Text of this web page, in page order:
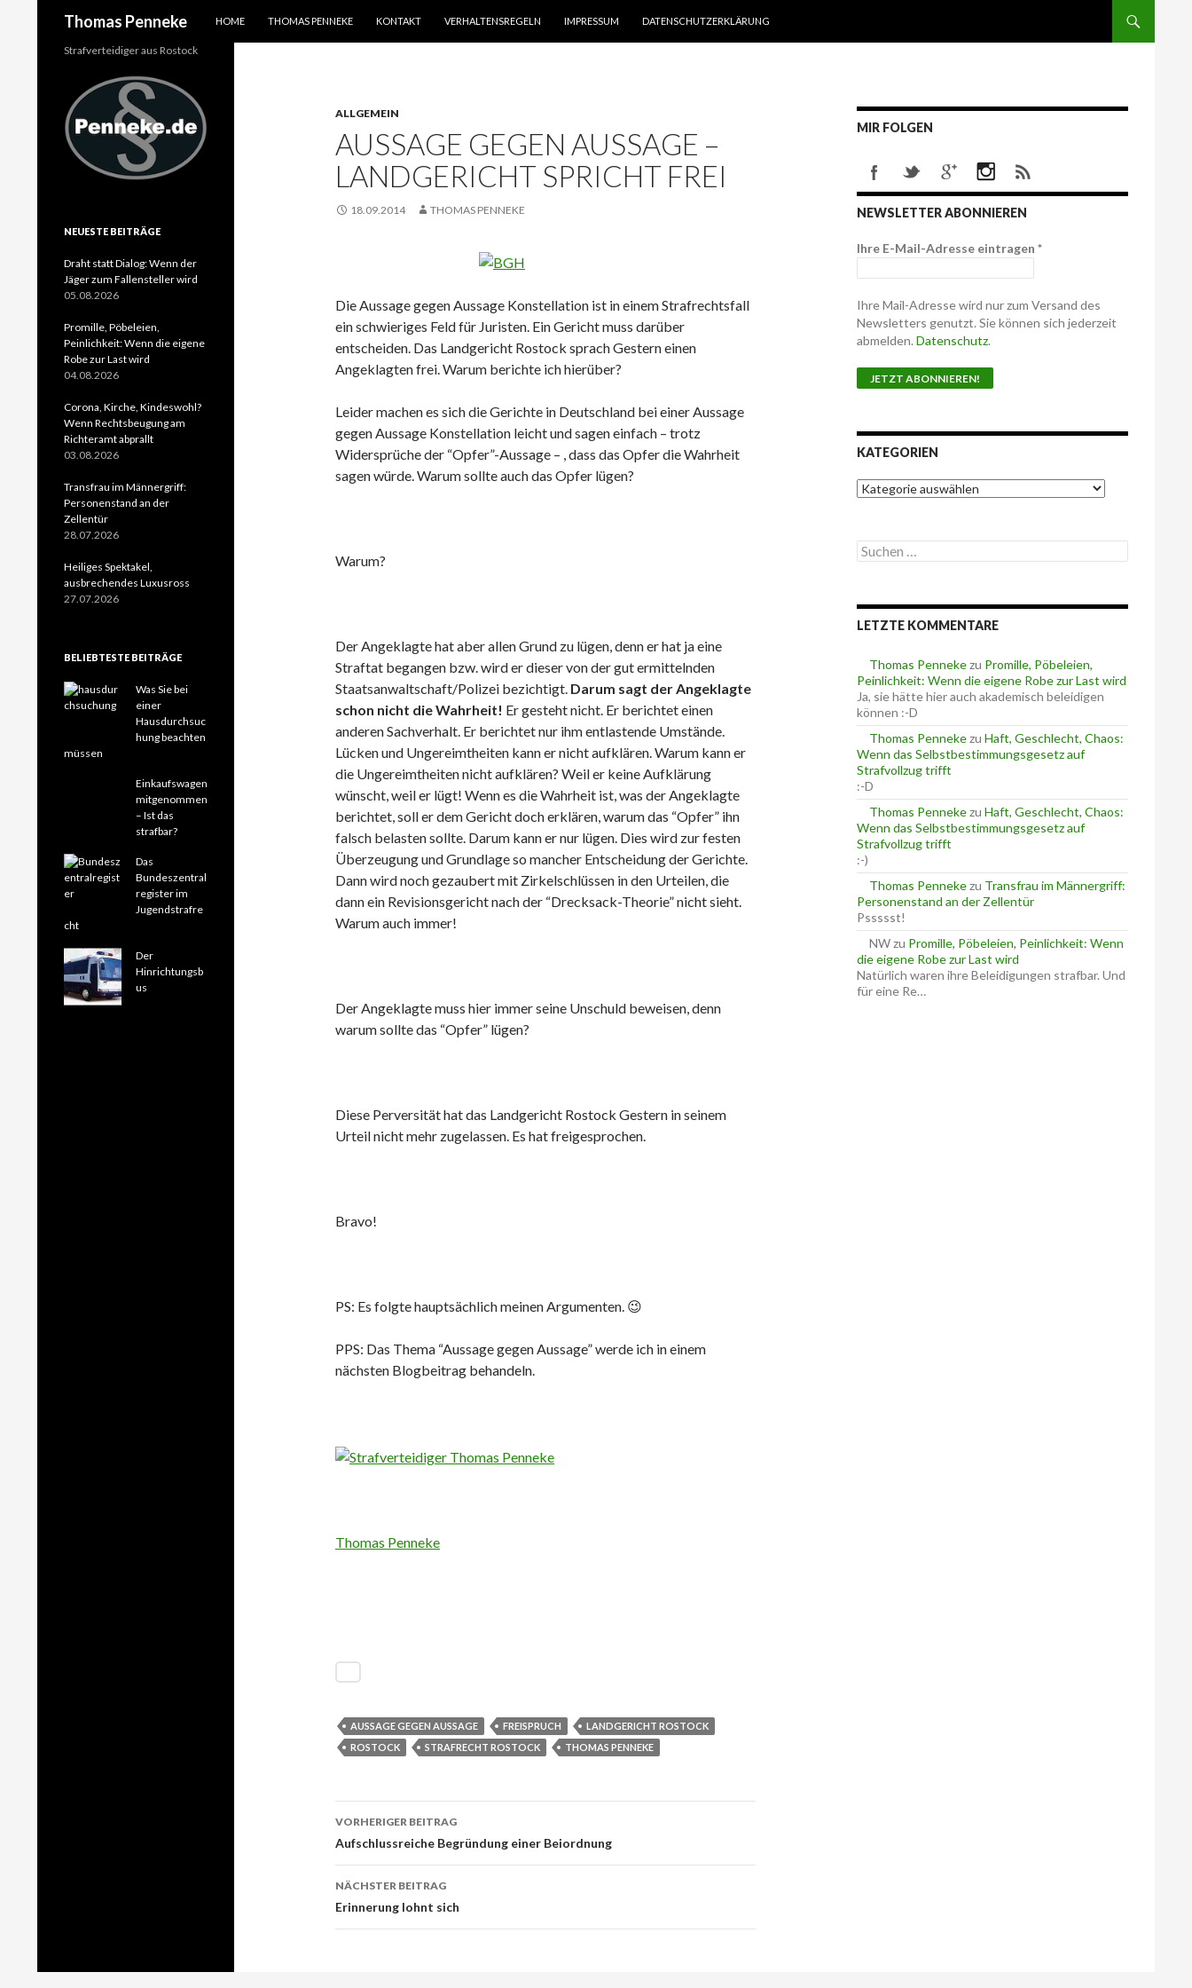
Thomas Penneke
HOME
THOMAS PENNEKE KONTAKT VERHALTENSREGELN IMPRESSUM DATENSCHUTZERKLÄRUNG
ALLGEMEIN
AUSSAGE GEGEN AUSSAGE –
LANDGERICHT SPRICHT FREI
18.09.2014 THOMAS PENNEKE
Die Aussage gegen Aussage Konstellation ist in einem Strafrechtsfall
ein schwieriges Feld für Juristen. Ein Gericht muss darüber
entscheiden. Das Landgericht Rostock sprach Gestern einen
Angeklagten frei. Warum berichte ich hierüber?
Leider machen es sich die Gerichte in Deutschland bei einer Aussage
gegen Aussage Konstellation leicht und sagen einfach – trotz
Widersprüche der “Opfer”-Aussage – , dass das Opfer die Wahrheit
sagen würde. Warum sollte auch das Opfer lügen?
Warum?
Der Angeklagte hat aber allen Grund zu lügen, denn er hat ja eine
Straftat begangen bzw. wird er dieser von der gut ermittelnden
Staatsanwaltschaft/Polizei bezichtigt. Darum sagt der Angeklagte
schon nicht die Wahrheit! Er gesteht nicht. Er berichtet einen
anderen Sachverhalt. Er berichtet nur ihm entlastende Umstände.
Lücken und Ungereimtheiten kann er nicht aufklären. Warum kann er
die Ungereimtheiten nicht aufklären? Weil er keine Aufklärung
wünscht, weil er lügt! Wenn es die Wahrheit ist, was der Angeklagte
berichtet, soll er dem Gericht doch erklären, warum das “Opfer” ihn
falsch belasten sollte. Darum kann er nur lügen. Dies wird zur festen
Überzeugung und Grundlage so mancher Entscheidung der Gerichte.
Dann wird noch gezaubert mit Zirkelschlüssen in den Urteilen, die
dann ein Revisionsgericht nach der “Drecksack-Theorie” nicht sieht.
Warum auch immer!
Der Angeklagte muss hier immer seine Unschuld beweisen, denn
warum sollte das “Opfer” lügen?
Diese Perversität hat das Landgericht Rostock Gestern in seinem
Urteil nicht mehr zugelassen. Es hat freigesprochen.
Bravo!
PS: Es folgte hauptsächlich meinen Argumenten. 😉
PPS: Das Thema “Aussage gegen Aussage” werde ich in einem
nächsten Blogbeitrag behandeln.
Thomas Penneke
AUSSAGE GEGEN AUSSAGE FREISPRUCH
LANDGERICHT ROSTOCK
ROSTOCK
STRAFRECHT ROSTOCK THOMAS PENNEKE
Beitrags-
Navigation
VORHERIGER BEITRAG
Aufschlussreiche Begründung einer Beiordnung
NÄCHSTER BEITRAG
Erinnerung lohnt sich
MIR FOLGEN
NEWSLETTER ABONNIEREN
Ihre E-Mail-Adresse eintragen *
Ihre Mail-Adresse wird nur zum Versand des
Newsletters genutzt. Sie können sich jederzeit
abmelden. Datenschutz.
KATEGORIEN
K
a
g
o
n
S
u
e
n
c
h
:
LETZTE KOMMENTARE
Thomas Pennekezu Promille, Pöbeleien,
Peinlichkeit: Wenn die eigene Robe zur Last wird
Ja, sie hätte hier auch akademisch beleidigen
können :-D
Thomas Pennekezu Haft, Geschlecht, Chaos:
Wenn das Selbstbestimmungsgesetz auf
Strafvollzug trifft
:-D
Thomas Pennekezu Haft, Geschlecht, Chaos:
Wenn das Selbstbestimmungsgesetz auf
Strafvollzug trifft
:-)
Thomas Pennekezu Transfrau im Männergriff:
Personenstand an der Zellentür
Pssssst!
NWzu Promille, Pöbeleien, Peinlichkeit: Wenn
die eigene Robe zur Last wird
Natürlich waren ihre Beleidigungen strafbar. Und
für eine Re…
Strafverteidiger aus Rostock
NEUESTE BEITRÄGE
Draht statt Dialog: Wenn der
Jäger zum Fallensteller wird
05.08.2026
Promille, Pöbeleien,
Peinlichkeit: Wenn die eigene
Robe zur Last wird
04.08.2026
Corona, Kirche, Kindeswohl?
Wenn Rechtsbeugung am
Richteramt abprallt
03.08.2026
Transfrau im Männergriff:
Personenstand an der
Zellentür
28.07.2026
Heiliges Spektakel,
ausbrechendes Luxusross
27.07.2026
BELIEBTESTE BEITRÄGE
Was Sie bei
einer
Hausdurchsuc
hung beachten
müssen
Einkaufswagen
mitgenommen
– Ist das
strafbar?
Das
Bundeszentral
register im
Jugendstrafre
cht
Der
Hinrichtungsb
us